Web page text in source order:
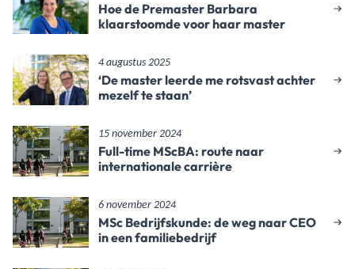
Hoe de Premaster Barbara
klaarstoomde voor haar master
4 augustus 2025
‘De master leerde me rotsvast achter
mezelf te staan’
15 november 2024
Full-time MScBA: route naar
internationale carrière
6 november 2024
MSc Bedrijfskunde: de weg naar CEO
in een familiebedrijf